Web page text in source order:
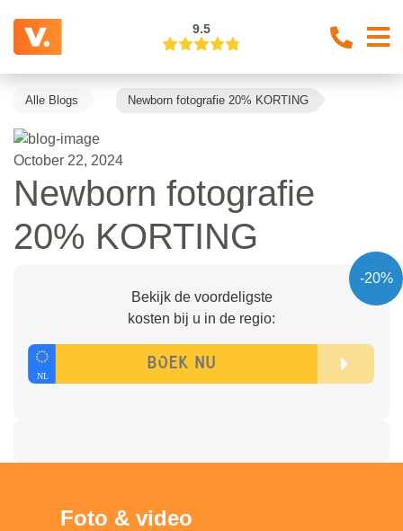
9.5
Alle Blogs Newborn fotografie 20% KORTING
October 22, 2024
Newborn fotografie
20% KORTING
-20%
Bekijk de voordeligste
kosten bij u in de regio:
Foto & video